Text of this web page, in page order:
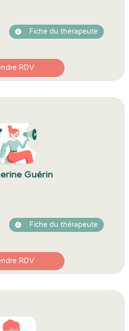
Fiche du thérapeute
RDV
Guérin
Fiche du thérapeute
RDV